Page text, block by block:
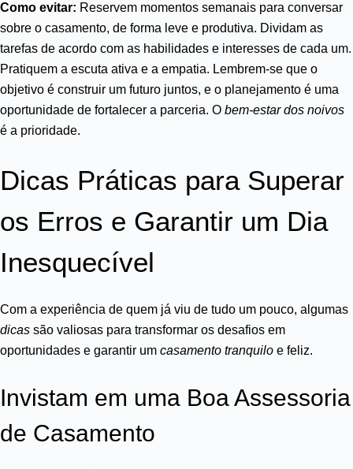
Como evitar: Reservem momentos semanais para conversar
sobre o casamento, de forma leve e produtiva. Dividam as
tarefas de acordo com as habilidades e interesses de cada um.
Pratiquem a escuta ativa e a empatia. Lembrem-se que o
objetivo é construir um futuro juntos, e o planejamento é uma
oportunidade de fortalecer a parceria. O bem-estar dos noivos
é a prioridade.
Dicas Práticas para Superar
os Erros e Garantir um Dia
Inesquecível
Com a experiência de quem já viu de tudo um pouco, algumas
dicas são valiosas para transformar os desafios em
oportunidades e garantir um casamento tranquilo e feliz.
Invistam em uma Boa Assessoria
de Casamento